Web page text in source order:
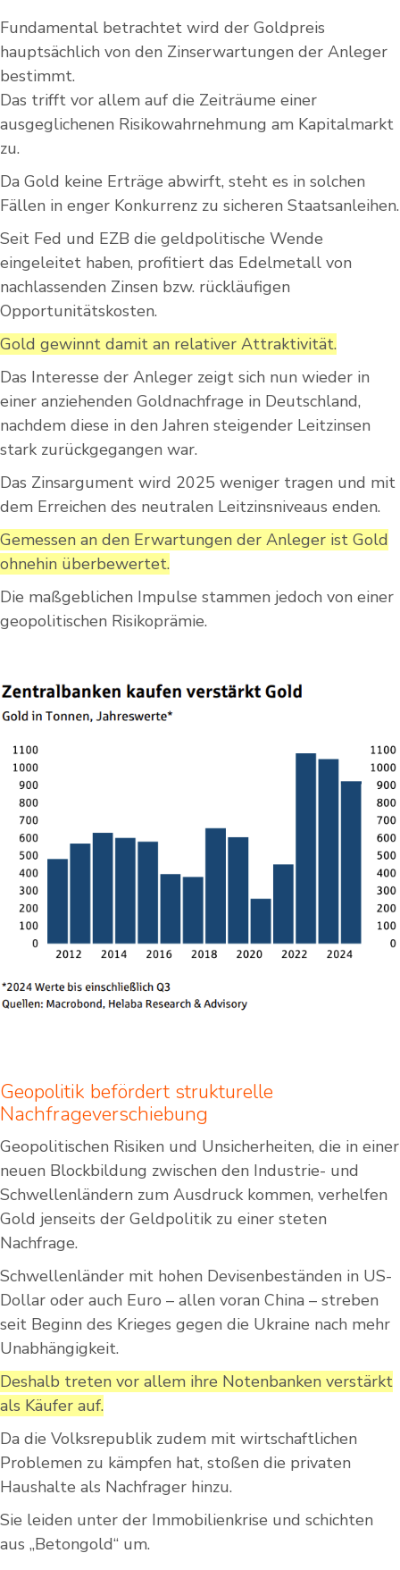
Fundamental betrachtet wird der Goldpreis
hauptsächlich von den Zinserwartungen der Anleger
bestimmt.
Das trifft vor allem auf die Zeiträume einer
ausgeglichenen Risikowahrnehmung am Kapitalmarkt
zu.
Da Gold keine Erträge abwirft, steht es in solchen
Fällen in enger Konkurrenz zu sicheren Staatsanleihen.
Seit Fed und EZB die geldpolitische Wende
eingeleitet haben, profitiert das Edelmetall von
nachlassenden Zinsen bzw. rückläufigen
Opportunitätskosten.
Gold gewinnt damit an relativer Attraktivität.
Das Interesse der Anleger zeigt sich nun wieder in
einer anziehenden Goldnachfrage in Deutschland,
nachdem diese in den Jahren steigender Leitzinsen
stark zurückgegangen war.
Das Zinsargument wird 2025 weniger tragen und mit
dem Erreichen des neutralen Leitzinsniveaus enden.
Gemessen an den Erwartungen der Anleger ist Gold
ohnehin überbewertet.
Die maßgeblichen Impulse stammen jedoch von einer
geopolitischen Risikoprämie.
Geopolitik befördert strukturelle
Nachfrageverschiebung
Geopolitischen Risiken und Unsicherheiten, die in einer
neuen Blockbildung zwischen den Industrie- und
Schwellenländern zum Ausdruck kommen, verhelfen
Gold jenseits der Geldpolitik zu einer steten
Nachfrage.
Schwellenländer mit hohen Devisenbeständen in US-
Dollar oder auch Euro – allen voran China – streben
seit Beginn des Krieges gegen die Ukraine nach mehr
Unabhängigkeit.
Deshalb treten vor allem ihre Notenbanken verstärkt
als Käufer auf.
Da die Volksrepublik zudem mit wirtschaftlichen
Problemen zu kämpfen hat, stoßen die privaten
Haushalte als Nachfrager hinzu.
Sie leiden unter der Immobilienkrise und schichten
aus „Betongold“ um.